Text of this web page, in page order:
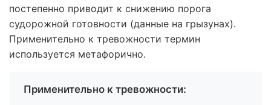
постепенно приводит к снижению порога
судорожной готовности (данные на грызунах).
Применительно к тревожности термин
используется метафорично.
Применительно к тревожности: